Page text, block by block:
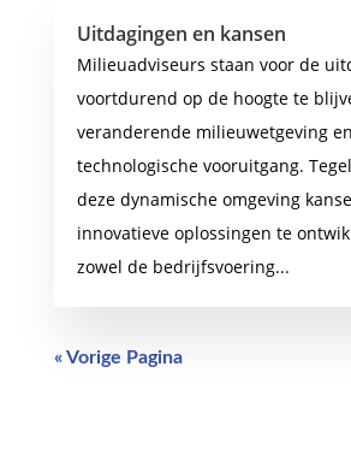
Uitdagingen en kansen
Milieuadviseurs staan voor de
voortdurend op de hoogte te
veranderende milieuwetgeving en
technologische vooruitgang.
deze dynamische omgeving
innovatieve oplossingen te
zowel de bedrijfsvoering...
« Vorige Pagina